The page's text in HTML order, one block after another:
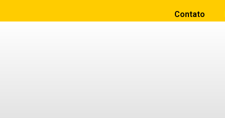
Contato